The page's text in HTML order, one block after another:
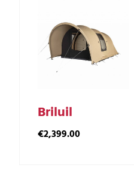
Briluil
€2,399.00